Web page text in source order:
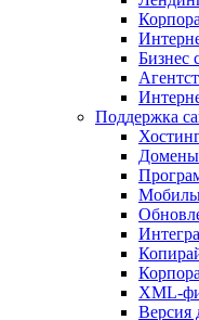
Бизнес
Поддержка
Домены
XML-
Версия